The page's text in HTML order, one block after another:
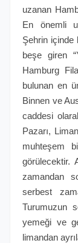
uzanan
En önemli
Şehrin içinde
beşe giren
Hamburg
bulunan en
Binnen ve
caddesi
Pazarı,
muhteşem
görülecektir.
zamandan
serbest
Turumuzun
yemeği ve
limandan